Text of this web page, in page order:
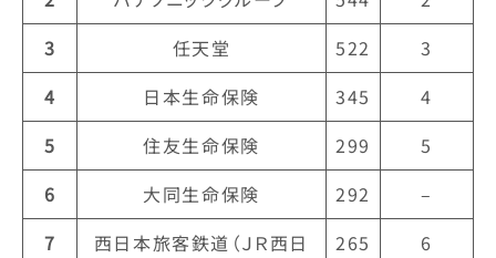
3
任天堂 522
3
4
日本生命保険 345
4
5
住友生命保険 299
5
6
大同生命保険 292
–
7
西日本旅客鉄道（ＪＲ西日
265 6